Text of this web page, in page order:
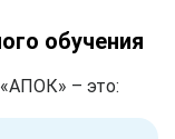
обучения
– это: